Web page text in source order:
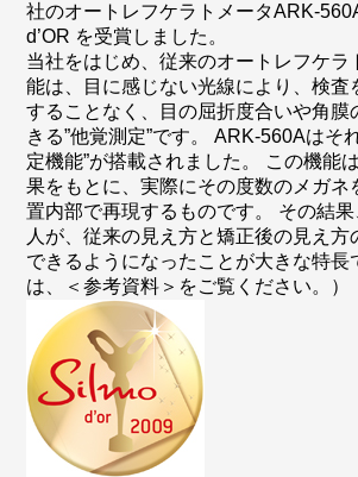
社のオートレフケラトメータARK-
d’OR を受賞しました。
当社をはじめ、従来のオートレフケラ
能は、目に感じない光線により、検査
することなく、目の屈折度合いや角膜
きる”他覚測定”です。 ARK-560Aはそ
定機能”が搭載されました。 この機能
果をもとに、実際にその度数のメガネ
置内部で再現するものです。 その結
人が、従来の見え方と矯正後の見え方
できるようになったことが大きな特長
は、＜参考資料＞をご覧ください。）